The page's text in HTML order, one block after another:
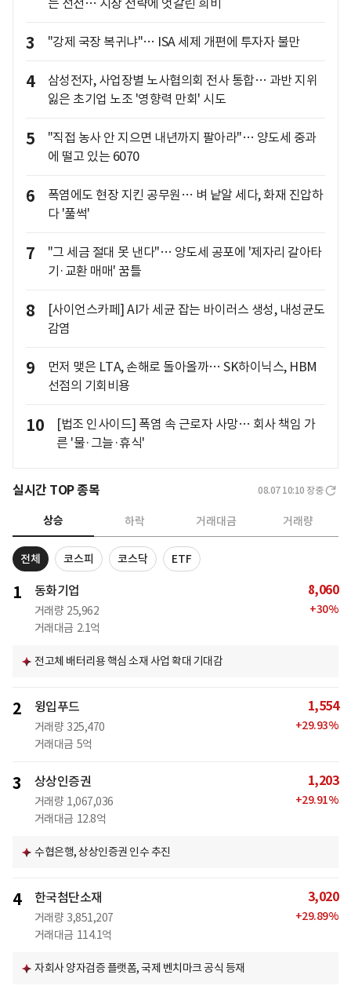
는 선전… 시장 전략에 엇갈린 희비
3 "강제 국장 복귀냐"… ISA 세제 개편에 투자자 불만
4
삼성전자, 사업장별 노사협의회 전사 통합… 과반 지위
잃은 초기업 노조 '영향력 만회' 시도
5
"직접 농사 안 지으면 내년까지 팔아라"… 양도세 중과
에 떨고 있는 6070
6
폭염에도 현장 지킨 공무원… 벼 낱알 세다, 화재 진압하
다 '풀썩'
7
"그 세금 절대 못 낸다"… 양도세 공포에 '제자리 갈아타
기·교환 매매' 꿈틀
8
[사이언스카페] AI가 세균 잡는 바이러스 생성, 내성균도
감염
9
먼저 맺은 LTA, 손해로 돌아올까… SK하이닉스, HBM
선점의 기회비용
10
[법조 인사이드] 폭염 속 근로자 사망… 회사 책임 가
른 '물·그늘·휴식'
실시간 TOP 종목 08.07 10:10 장중
상승 하락 거래대금 거래량
전체 코스피 코스닥 ETF
1 동화기업
거래량 25,962
거래대금 2.1억
8,060
+30%
전고체 배터리용 핵심 소재 사업 확대 기대감
2 윙입푸드
거래량 325,470
거래대금 5억
1,554
+29.93%
3 상상인증권
거래량 1,067,036
거래대금 12.8억
1,203
+29.91%
수협은행, 상상인증권 인수 추진
4 한국첨단소재
거래량 3,851,207
거래대금 114.1억
3,020
+29.89%
자회사 양자검증 플랫폼, 국제 벤치마크 공식 등재